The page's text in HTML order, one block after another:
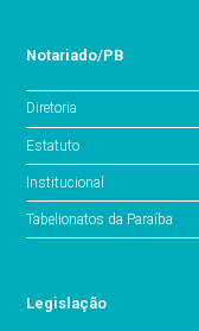
Notariado/PB
Diretoria
Estatuto
Institucional
Tabelionatos da Paraíba
Legislação